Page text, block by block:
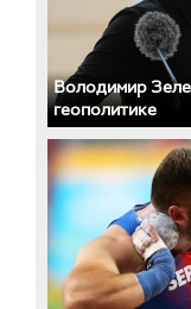
Володимир
геополитике